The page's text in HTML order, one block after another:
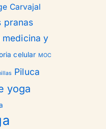
Carvajal
pranas
medicina y
celular MOC
Piluca
yoga